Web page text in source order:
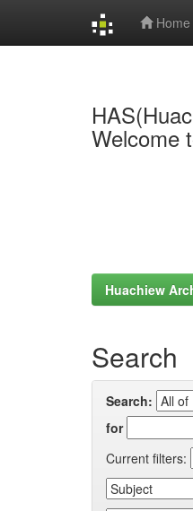
Home
Welcome
Huachiew
Search
Search:
for
Current filters: